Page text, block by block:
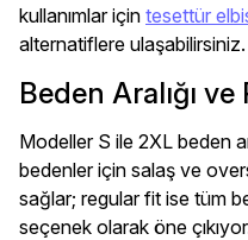
kullanımlar için tesettür
alternatiflere ulaşabilirsiniz.
Beden Aralığı
Modeller S ile 2XL beden
bedenler için salaş ve
sağlar; regular fit ise tüm
seçenek olarak öne